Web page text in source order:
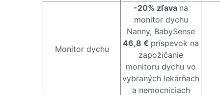
Monitor dychu
-20% zľava na
monitor dychu
Nanny, BabySense
46,8 € príspevok na
zapožičanie
monitoru dychu vo
vybraných lekárňach
a nemocniciach